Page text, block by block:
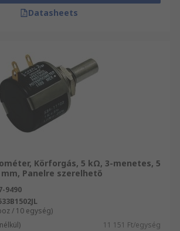
Datasheets
Körforgás, 5 kΩ, 3-menetes, 5
mm, Panelre szerelhető
9490
/ 10 egység)
11 151 Ft/egység